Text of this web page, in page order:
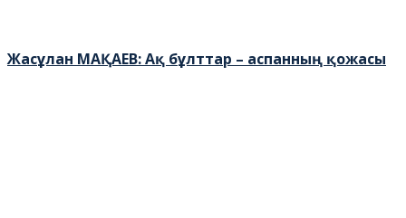
Жасұлан МАҚАЕВ: Ақ бұлттар – аспанның қожасы